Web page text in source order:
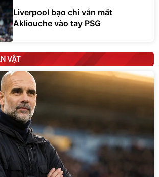
Liverpool bạo chi vẫn mất
Akliouche vào tay PSG
VẬT